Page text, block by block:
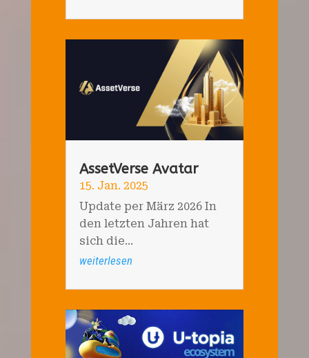
AssetVerse Avatar
15. Jan. 2025
Update per März 2026 In
den letzten Jahren hat
sich die...
weiterlesen